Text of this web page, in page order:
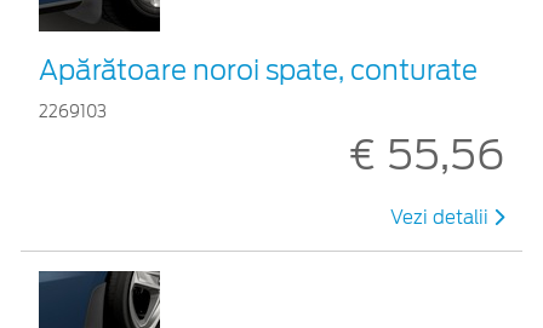
Apărătoare noroi spate, conturate
2269103
€ 55,56
Vezi detalii